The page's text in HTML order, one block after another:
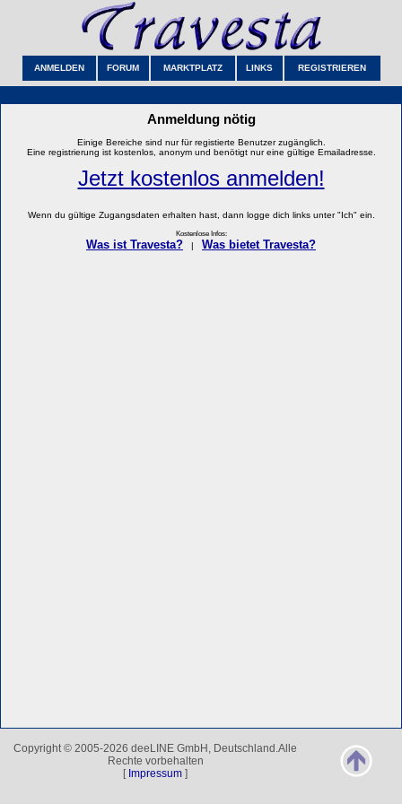
ANMELDEN FORUM MARKTPLATZ LINKS REGISTRIEREN
Anmeldung nötig
Einige Bereiche sind nur für registierte Benutzer zugänglich.
Eine registrierung ist kostenlos, anonym und benötigt nur eine gültige Emailadresse.
Jetzt kostenlos anmelden!
Wenn du gültige Zugangsdaten erhalten hast, dann logge dich links unter "Ich" ein.
Kostenlose Infos:
Was ist Travesta? Was bietet Travesta?
Copyright © 2005-2026 deeLINE GmbH, Deutschland.Alle
Rechte vorbehalten
[ Impressum ]